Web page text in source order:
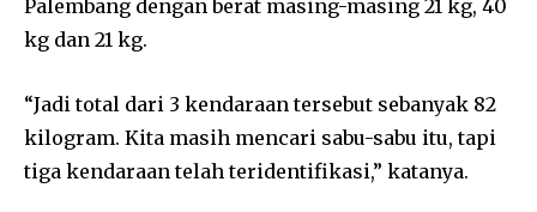
Palembang dengan berat masing-masing 21 kg, 40
kg dan 21 kg.
“Jadi total dari 3 kendaraan tersebut sebanyak 82
kilogram. Kita masih mencari sabu-sabu itu, tapi
tiga kendaraan telah teridentifikasi,” katanya.